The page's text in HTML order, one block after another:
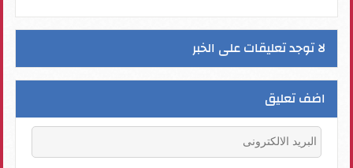
لا توجد تعليقات على الخبر
اضف تعليق